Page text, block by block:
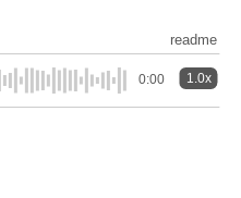
readme
0:00 1.0x